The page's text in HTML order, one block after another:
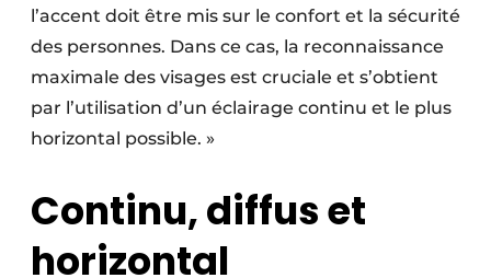
l’accent doit être mis sur le confort et la sécurité
des personnes. Dans ce cas, la reconnaissance
maximale des visages est cruciale et s’obtient
par l’utilisation d’un éclairage continu et le plus
horizontal possible. »
Continu, diffus et
horizontal